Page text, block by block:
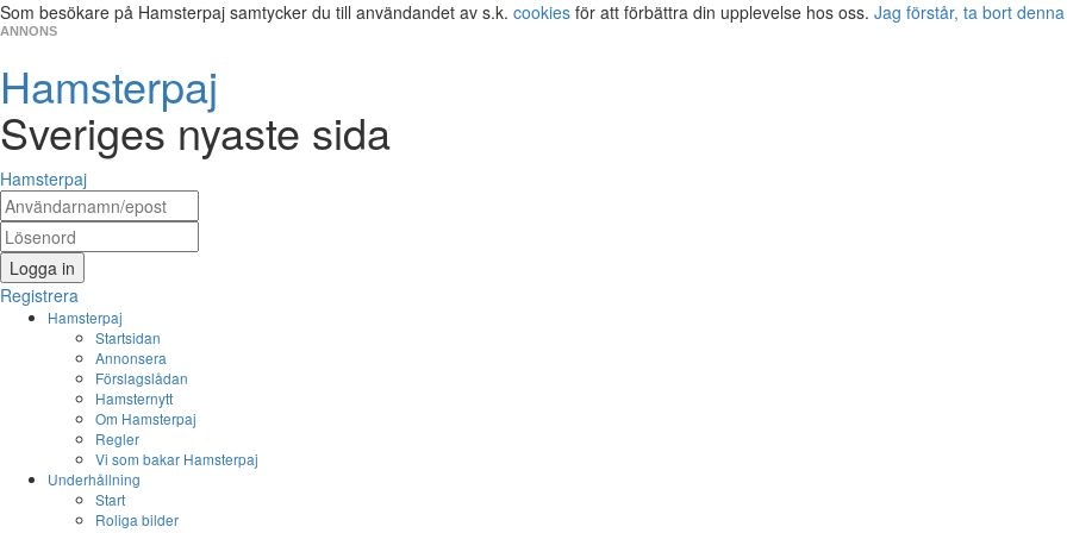
Som besökare på Hamsterpaj samtycker du till användandet av s.k. cookies för att förbättra din upplevelse hos oss. Jag förstår, ta bort
ANNONS
Hamsterpaj
Sveriges nyaste sida
Hamsterpaj
Logga in
Registrera
Hamsterpaj
Startsidan
Annonsera
Förslagslådan
Hamsternytt
Om Hamsterpaj
Regler
Vi som bakar Hamsterpaj
Underhållning
Start
Roliga bilder